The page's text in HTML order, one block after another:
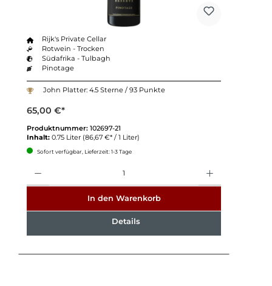
Rijk's Private Cellar
Rotwein - Trocken
Südafrika - Tulbagh
Pinotage
John Platter: 4.5 Sterne / 93 Punkte
65,00 €*
Produktnummer: 102697-21
Inhalt: 0.75 Liter (86,67 €* / 1 Liter)
Sofort verfügbar, Lieferzeit: 1-3 Tage
In den Warenkorb
Details